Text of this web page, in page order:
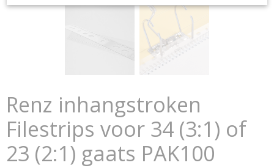
Renz inhangstroken
Filestrips voor 34 (3:1) of
23 (2:1) gaats PAK100